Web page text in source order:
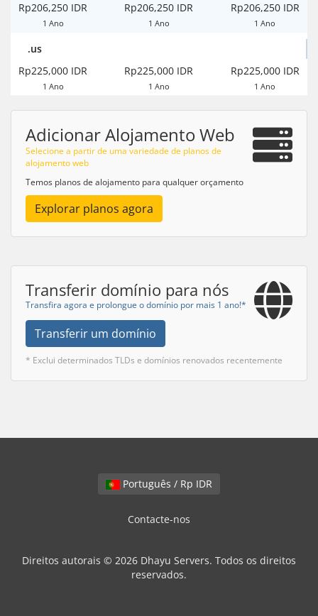
Rp206,250 IDR
1 Ano
Rp206,250 IDR
1 Ano
Rp206,250 IDR
1 Ano
.us
Rp225,000 IDR
1 Ano
Rp225,000 IDR
1 Ano
Rp225,000 IDR
1 Ano
Adicionar Alojamento Web
Selecione a partir de uma variedade de planos de
alojamento web
Temos planos de alojamento para qualquer orçamento
Explorar planos agora
Transferir domínio para nós
Transfira agora e prolongue o domínio por mais 1 ano!*
Transferir um domínio
* Exclui determinados TLDs e domínios renovados recentemente
Português / Rp IDR
Contacte-nos
Direitos autorais © 2026 Dhayu Servers. Todos os direitos
reservados.